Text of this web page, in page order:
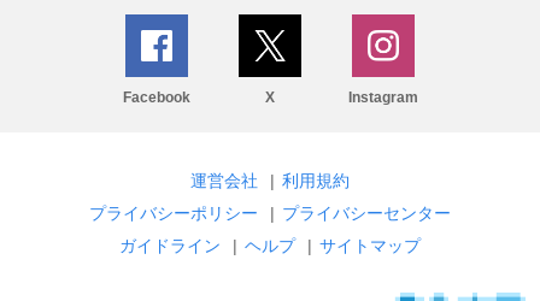
Facebook X Instagram
運営会社 | 利用規約
プライバシーポリシー
| プライバシーセンター
ガイドライン
| ヘルプ | サイトマップ